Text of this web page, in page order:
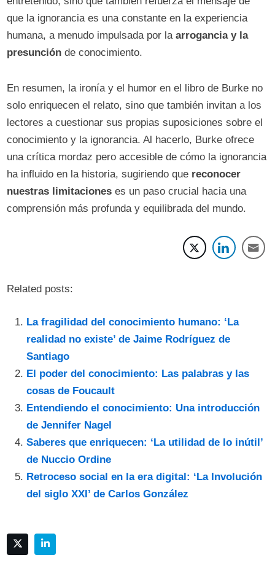
que la ignorancia es una constante en la experiencia
humana, a menudo impulsada por laarrogancia y la
presunción de conocimiento.
En resumen, la ironía y el humor en el libro de Burke no
solo enriquecen el relato, sino que también invitan a los
lectores a cuestionar sus propias suposiciones sobre el
conocimiento y la ignorancia. Al hacerlo, Burke ofrece
una crítica mordaz pero accesible de cómo la ignorancia
ha influido en la historia, sugiriendo que reconocer
nuestras limitaciones es un paso crucial hacia una
comprensión más profunda y equilibrada del mundo.
Related posts:
La fragilidad del conocimiento humano: ‘La
realidad no existe’ de Jaime Rodríguez de
Santiago
El poder del conocimiento: Las palabras y las
cosas de Foucault
Entendiendo el conocimiento: Una introducción
de Jennifer Nagel
Saberes que enriquecen: ‘La utilidad de lo inútil’
de Nuccio Ordine
Retroceso social en la era digital: ‘La Involución
del siglo XXI’ de Carlos González